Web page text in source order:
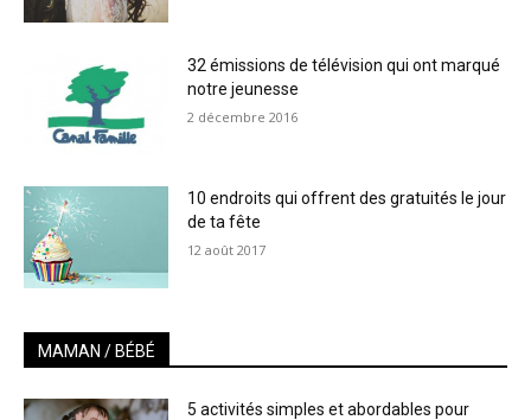
32 émissions de télévision qui ont marqué
notre jeunesse
2 décembre 2016
10 endroits qui offrent des gratuités le jour
de ta fête
12 août 2017
MAMAN / BÉBÉ
5 activités simples et abordables pour